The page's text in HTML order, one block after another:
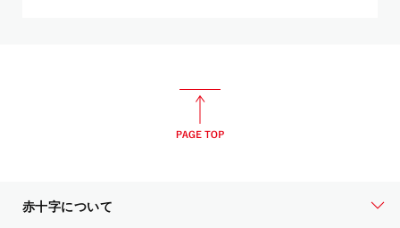
赤十字について